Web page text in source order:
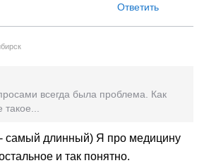
Ответить
всегда была проблема. Как
самый длинный) Я про медицину
и так понятно.